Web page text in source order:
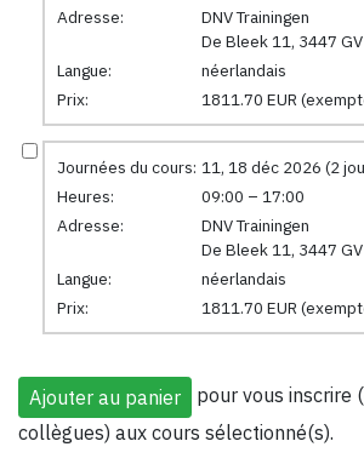
Adresse:
DNV Trainingen
De Bleek 11, 3447
Langue:
néerlandais
Prix:
1811.70 EUR
Journées du cours: 11, 18 déc 2026 (2
Heures:
09:00 – 17:00
Adresse:
DNV Trainingen
De Bleek 11, 3447
Langue:
néerlandais
Prix:
1811.70 EUR
pour vous inscrire
collègues) aux cours sélectionné(s).